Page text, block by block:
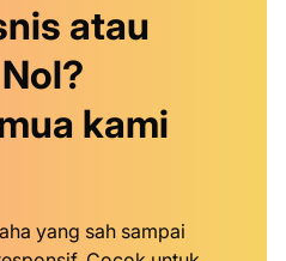
atau
kami
yang sah sampai